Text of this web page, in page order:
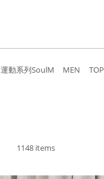
運動系列SoulM MEN TOP
1148 items